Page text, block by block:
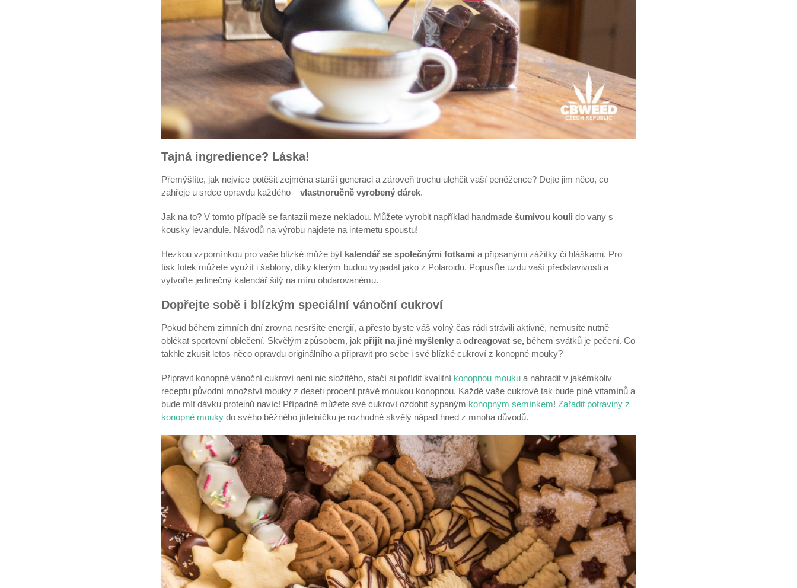
Tajná ingredience? Láska!
Přemýšlíte, jak nejvíce potěšit zejména starší generaci a zároveň trochu ulehčit vaší peněžence? Dejte jim něco, co
zahřeje u srdce opravdu každého –vlastnoručně vyrobený dárek.
Jak na to? V tomto případě se fantazii meze nekladou. Můžete vyrobit například handmade šumivou kouli do vany s
kousky levandule. Návodů na výrobu najdete na internetu spoustu!
Hezkou vzpomínkou pro vaše blízké může být kalendář se společnými fotkami a připsanými zážitky či hláškami. Pro
tisk fotek můžete využít i šablony, díky kterým budou vypadat jako z Polaroidu. Popusťte uzdu vaší představivosti a
vytvořte jedinečný kalendář šitý na míru obdarovanému.
Dopřejte sobě i blízkým speciální vánoční cukroví
Pokud během zimních dní zrovna nesršíte energií, a přesto byste váš volný čas rádi strávili aktivně, nemusíte nutně
oblékat sportovní oblečení. Skvělým způsobem, jak přijít na jiné myšlenky a odreagovat se, během svátků je pečení. Co
takhle zkusit letos něco opravdu originálního a připravit pro sebe i své blízké cukroví z konopné mouky?
Připravit konopné vánoční cukroví není nic složitého, stačí si pořídit kvalitní konopnou mouku a nahradit v jakémkoliv
receptu původní množství mouky z deseti procent právě moukou konopnou. Každé vaše cukrové tak bude plné vitamínů a
bude mít dávku proteinů navíc! Případně můžete své cukroví ozdobit sypaným konopným semínkem! Zařadit potraviny z
konopné mouky do svého běžného jídelníčku je rozhodně skvělý nápad hned z mnoha důvodů.